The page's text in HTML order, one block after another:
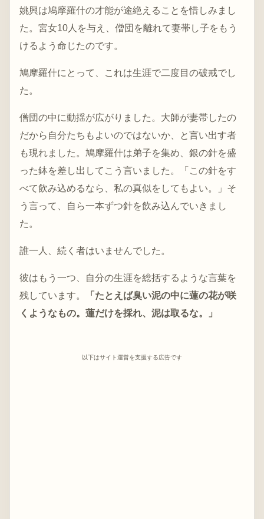
姚興は鳩摩羅什の才能が途絶えることを惜しみまし
た。宮女10人を与え、僧団を離れて妻帯し子をもう
けるよう命じたのです。
鳩摩羅什にとって、これは生涯で二度目の破戒でし
た。
僧団の中に動揺が広がりました。大師が妻帯したの
だから自分たちもよいのではないか、と言い出す者
も現れました。鳩摩羅什は弟子を集め、銀の針を盛
った鉢を差し出してこう言いました。「この針をす
べて飲み込めるなら、私の真似をしてもよい。」そ
う言って、自ら一本ずつ針を飲み込んでいきまし
た。
誰一人、続く者はいませんでした。
彼はもう一つ、自分の生涯を総括するような言葉を
残しています。
「たとえば臭い泥の中に蓮の花が咲
くようなもの。蓮だけを採れ、泥は取るな。」
以下はサイト運営を支援する広告です